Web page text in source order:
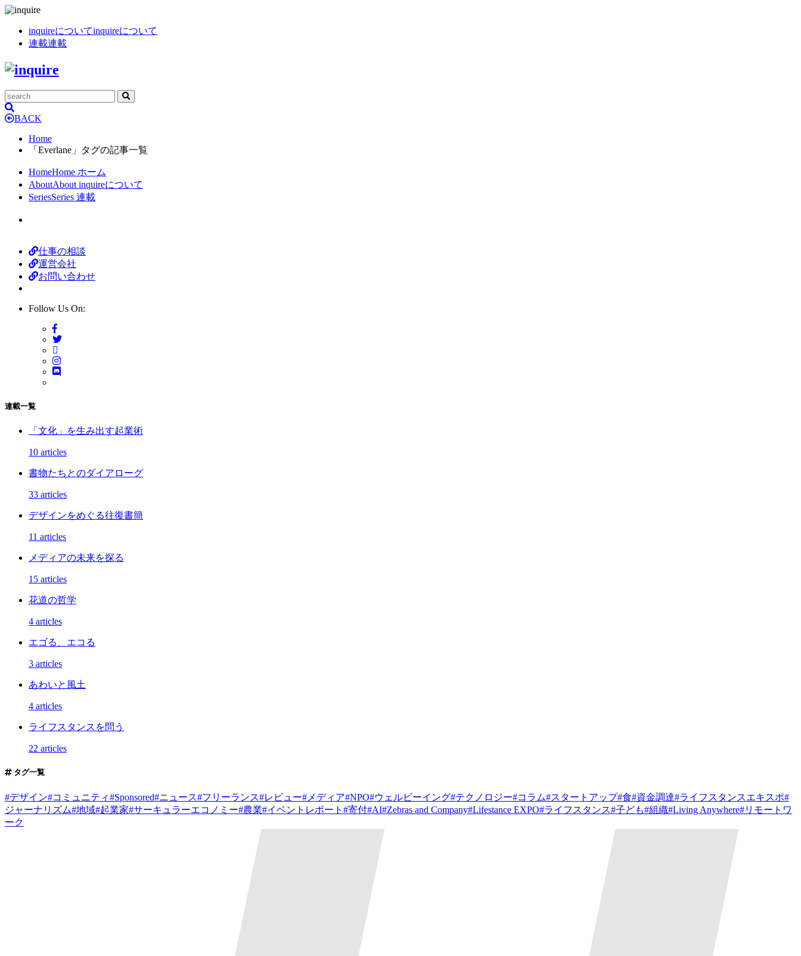
inquireについてinquireについて
連載連載
BACK
Home
「Everlane」タグの記事一覧
HomeHome ホーム
AboutAbout inquireについて
SeriesSeries 連載
仕事の相談
運営会社
お問い合わせ
Follow Us On:
連載一覧
「文化」を生み出す起業術
10 articles
書物たちとのダイアローグ
33 articles
デザインをめぐる往復書簡
11 articles
メディアの未来を探る
15 articles
花道の哲学
4 articles
エゴる、エコる
3 articles
あわいと風土
4 articles
ライフスタンスを問う
22 articles
タグ一覧
#デザイン#コミュニティ#Sponsored#ニュース#フリーランス#レビュー# メディア#NPO#ウェルビーイング#テクノロジー#コラム#スタートアップ#食#資金調達#ライフスタンスエキスポ#
ジャーナリズム#地域#起業家#サーキュラーエコノミー#農業#イベントレポート #寄付#AI#Zebras and Company#Lifestance EXPO#ライフスタンス#子ども#組織#Living Anywhere#リモートワ
ーク